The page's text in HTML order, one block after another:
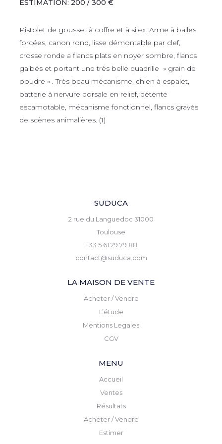
ESTIMATION: 200 / 300 €
Pistolet de gousset à coffre et à silex. Arme à balles
forcées, canon rond, lisse démontable par clef,
crosse ronde a flancs plats en noyer sombre, flancs
galbés et portant une très belle quadrille » grain de
poudre « . Très beau mécanisme, chien à espalet,
batterie à nervure dorsale en relief, détente
escamotable, mécanisme fonctionnel, flancs gravés
de scènes animalières. (1)
SUDUCA
2 rue du Languedoc 31000
Toulouse
+33 5 61 29 79 88
contact@suduca.com
LA MAISON DE VENTE
Acheter / Vendre
L’étude
Mentions Legales
CGV
MENU
Accueil
Ventes
Résultats
Acheter / Vendre
Estimer